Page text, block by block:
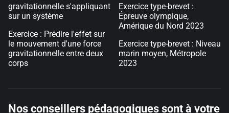
gravitationnelle s'appliquant
sur un système
Exercice : Prédire l'effet sur
le mouvement d'une force
gravitationnelle entre deux
corps
Exercice type-brevet :
Épreuve olympique,
Amérique du Nord 2023
Exercice type-brevet : Niveau
marin moyen, Métropole
2023
Nos conseillers pédagogiques sont à votre